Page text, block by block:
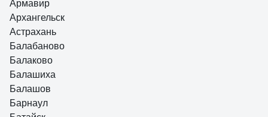
Армавир
Архангельск
Астрахань
Балабаново
Балаково
Балашиха
Балашов
Барнаул